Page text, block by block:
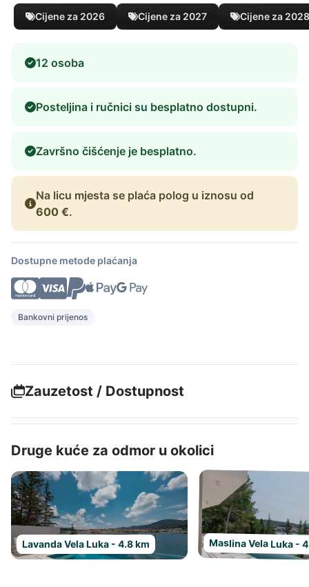
Cijene za 2026 Cijene za 2027 Cijene za 2028
12 osoba
Posteljina i ručnici su besplatno dostupni.
Završno čišćenje je besplatno.
Na licu mjesta se plaća polog u iznosu od
600 €.
Dostupne metode plaćanja
Bankovni prijenos
Zauzetost / Dostupnost
Druge kuće za odmor u okolici
Lavanda Vela Luka - 4.8 km Maslina Vela Luka -